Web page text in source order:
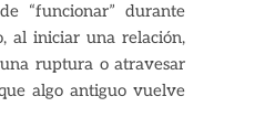
“funcionar” durante
al iniciar una relación,
ruptura o atravesar
algo antiguo vuelve